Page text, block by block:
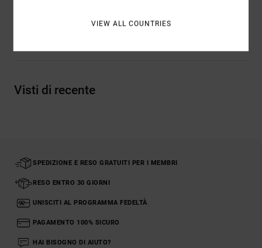
Visti di recente
SPEDIZIONE E RESO GRATUITI PER I MEMBRI
RESO ENTRO 30 GIORNI
UNISCITI AL PROGRAMMA FEDELTÀ
PAGAMENTO 100% SICURO
HAI BISOGNO DI AIUTO?
VIEW ALL COUNTRIES